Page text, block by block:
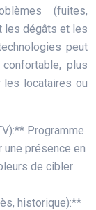
(fuites,
les dégâts et les
peut
plus
les locataires ou
Programme
une présence en
de cibler
historique):**